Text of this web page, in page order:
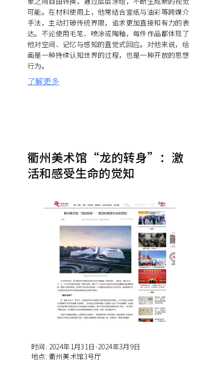
可能。在材料使用上，他常结合宣纸与油彩等跨媒介
手法，主动打破传统界限，追求更加直接和有力的表
达。不论使用毛笔、喷涂或陶釉，每件作品都体现了
他对空间、记忆与感知的直觉式回应。对他来说，绘
画是一种持续认知世界的过程，也是一种开放的思想
行为。
了解更多
衢州美术馆“龙的转身”：激
活和感受生命的觉知
时间: 2024年1月31日-2024年3月9日
地点: 衢州美术馆3号厅